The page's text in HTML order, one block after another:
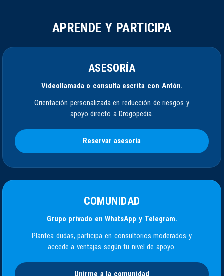
APRENDE Y PARTICIPA
ASESORÍA
Videollamada o consulta escrita con Antón.
Orientación personalizada en reducción de riesgos y
apoyo directo a Drogopedia.
Reservar asesoría
COMUNIDAD
Grupo privado en WhatsApp y Telegram.
Plantea dudas, participa en consultorios moderados y
accede a ventajas según tu nivel de apoyo.
Unirme a la comunidad